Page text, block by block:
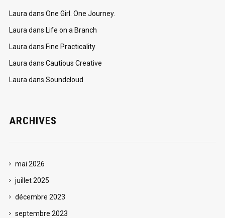
Laura dans One Girl. One Journey.
Laura dans Life on a Branch
Laura dans Fine Practicality
Laura dans Cautious Creative
Laura dans Soundcloud
ARCHIVES
mai 2026
juillet 2025
décembre 2023
septembre 2023